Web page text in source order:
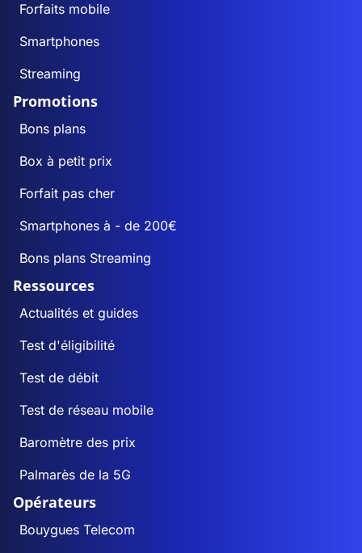
Forfaits mobile
Smartphones
Streaming
Promotions
Bons plans
Box à petit prix
Forfait pas cher
Smartphones à - de 200€
Bons plans Streaming
Ressources
Actualités et guides
Test d'éligibilité
Test de débit
Test de réseau mobile
Baromètre des prix
Palmarès de la 5G
Opérateurs
Bouygues Telecom